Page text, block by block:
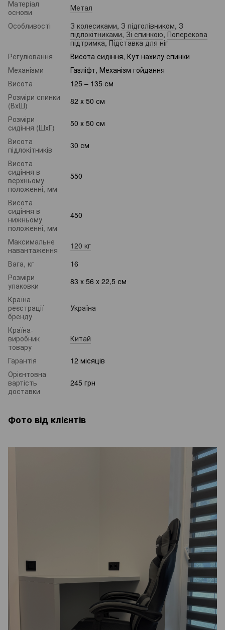
Матеріал
основи
Метал
Особливості
З колесиками, З підголівником, З
підлокітниками,Зі спинкою,Поперекова
підтримка,Підставка для ніг
Регулювання
Висота сидіння, Кут нахилу спинки
Механізми
Газліфт, Механізм гойдання
Висота
125 – 135 см
Розміри спинки
(ВхШ)
82 х 50 см
Розміри
сидіння (ШхГ)
50 х 50 см
Висота
підлокітників
30 см
Висота
сидіння в
верхньому
положенні, мм
550
Висота
сидіння в
нижньому
положенні, мм
450
Максимальне
навантаження
120 кг
Вага, кг
16
Розміри
упаковки
83 x 56 x 22,5 см
Країна
реєстрації
бренду
Україна
Країна-
виробник
товару
Китай
Гарантія
12 місяців
Орієнтовна
вартість
доставки
245 грн
Фото від клієнтів